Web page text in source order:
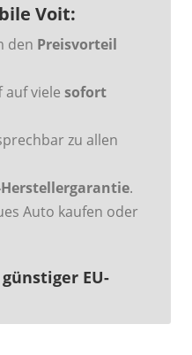
Voit:
den Preisvorteil
auf vielesofort
zu allen
.
Auto kaufen oder
EU-